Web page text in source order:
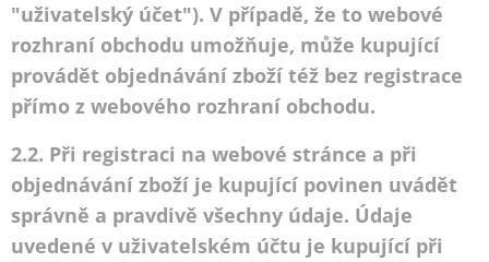
"uživatelský účet"). V případě, že to webové
rozhraní obchodu umožňuje, může kupující
provádět objednávání zboží též bez registrace
přímo z webového rozhraní obchodu.
2.2. Při registraci na webové stránce a při
objednávání zboží je kupující povinen uvádět
správně a pravdivě všechny údaje. Údaje
uvedené v uživatelském účtu je kupující při